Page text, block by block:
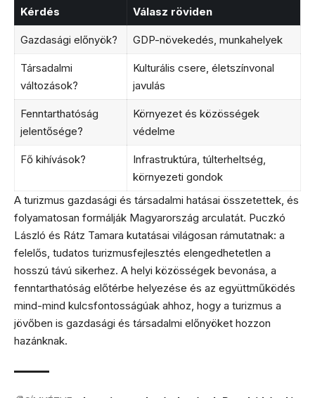
Kérdés
Válasz röviden
Gazdasági előnyök? GDP-növekedés, munkahelyek
Társadalmi
változások?
Kulturális csere, életszínvonal
javulás
Fenntarthatóság
jelentősége?
Környezet és közösségek
védelme
Fő kihívások?
Infrastruktúra, túlterheltség,
környezeti gondok
A turizmus gazdasági és társadalmi hatásai összetettek, és
folyamatosan formálják Magyarország arculatát. Puczkó
László és Rátz Tamara kutatásai világosan rámutatnak: a
felelős, tudatos turizmusfejlesztés elengedhetetlen a
hosszú távú sikerhez. A helyi közösségek bevonása, a
fenntarthatóság előtérbe helyezése és az együttműködés
mind-mind kulcsfontosságúak ahhoz, hogy a turizmus a
jövőben is gazdasági és társadalmi előnyöket hozzon
hazánknak.